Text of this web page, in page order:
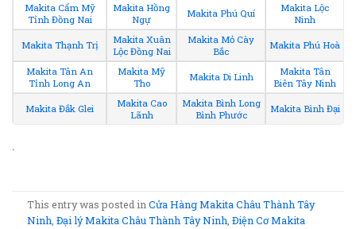
Makita Cẩm Mỹ
Tỉnh Đồng Nai
Makita Hồng
Ngự
Makita Phú Quí
Makita Lộc
Ninh
Makita Thạnh Trị
Makita Xuân
Lộc Đồng Nai
Makita Mỏ Cày
Bắc
Makita Phú Hoà
Makita Tân An
Tỉnh Long An
Makita Mỹ
Tho
Makita Di Linh
Makita Tân
Biên Tây Ninh
Makita Đắk Glei
Makita Cao
Lãnh
Makita Bình Long
Bình Phước
Makita Bình Đại
.
This entry was posted inCửa Hàng Makita Châu Thành Tây
Ninh ,Đại lý Makita Châu Thành Tây Ninh ,Điện Cơ Makita